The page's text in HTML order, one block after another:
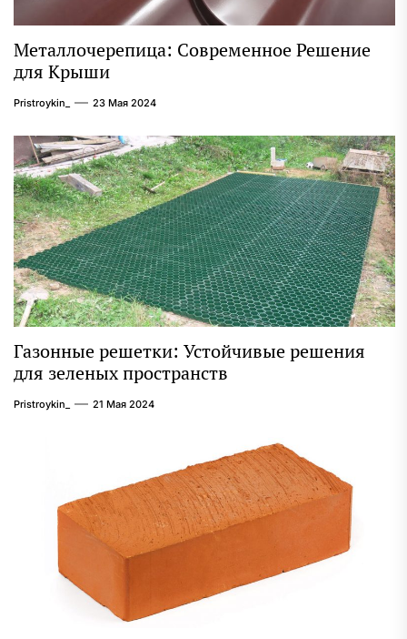
Металлочерепица: Современное Решение
для Крыши
Pristroykin_ 23 Мая 2024
Газонные решетки: Устойчивые решения
для зеленых пространств
Pristroykin_ 21 Мая 2024